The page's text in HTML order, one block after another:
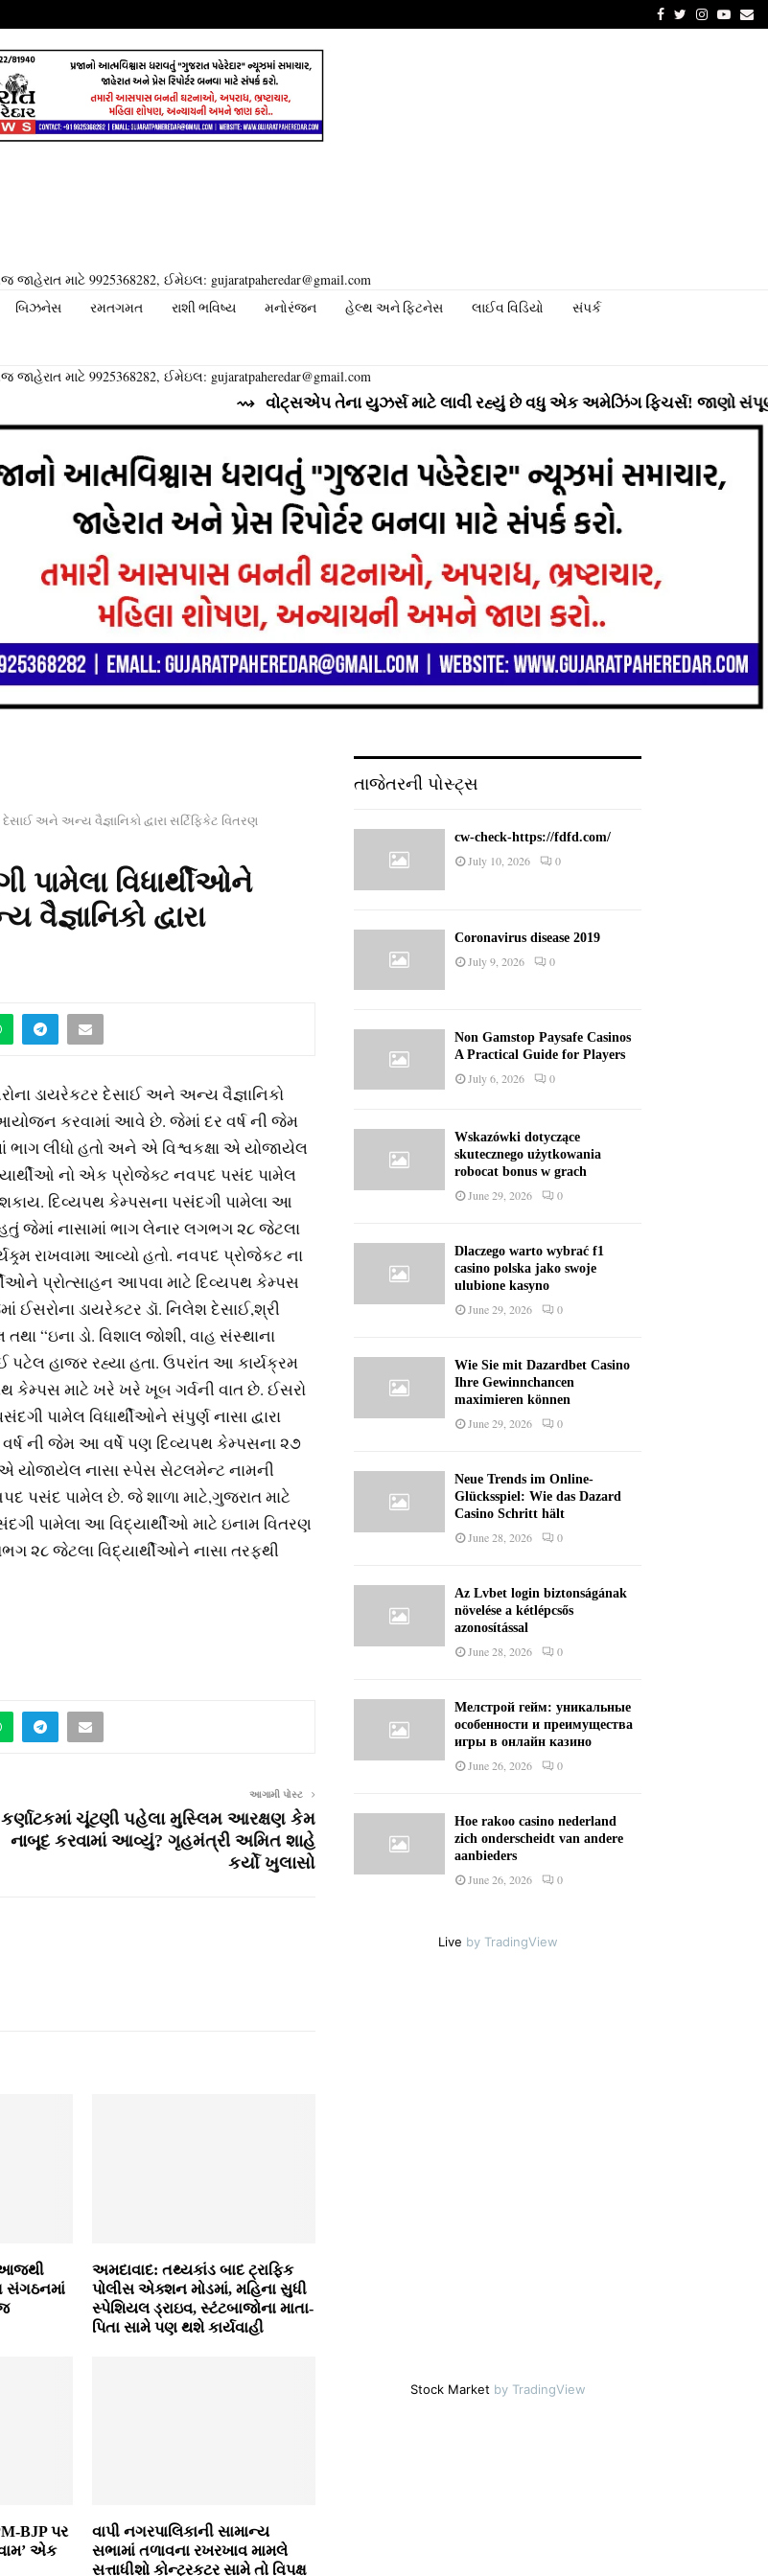
FacebookTwitter
Instagram
માટે 9925368282, ઈમેઇલ: gujaratpaheredar@gmail.com
બિઝનેસ રમતગમત રાશી ભવિષ્ય મનોરંજન હેલ્થ અને ફિટનેસ લાઈવ વિડિયો સંપર્ક
માટે 9925368282, ઈમેઇલ: gujaratpaheredar@gmail.com
⇝ વોટ્સએપ તેના યુઝર્સ માટે લાવી રહ્યું છે વધુ એક અમેઝિંગ ફિચર્સ! જાણો સંપૂર્ણ માહિતી
અને અન્ય વૈજ્ઞાનિકો દ્વારા સર્ટિફિકેટ વિતરણ
પામેલા વિધાર્થીઓને
દ્વારા
ડાયરેકટર દેસાઈ અને અન્ય વૈજ્ઞાનિકો
આયોજન કરવામાં આવે છે. જેમાં દર વર્ષ ની જેમ
લીધો હતો અને એ વિશ્વકક્ષા એ યોજાયેલ
નો એક પ્રોજેક્ટ નવપદ પસંદ પામેલ
શકાય. દિવ્યપથ કેમ્પસના પસંદગી પામેલા આ
જેમાં નાસામાં ભાગ લેનાર લગભગ ૨૮ જેટલા
રાખવામા આવ્યો હતો. નવપદ પ્રોજેકટ ના
પ્રોત્સાહન આપવા માટે દિવ્યપથ કેમ્પસ
ઈસરોના ડાયરેક્ટર ડૉ. નિલેશ દેસાઈ,શ્રી
“ઇના ડો. વિશાલ જોશી, વાહ સંસ્થાના
હાજર રહ્યા હતા. ઉપરાંત આ કાર્યક્રમ
કેમ્પસ માટે ખરે ખરે ખૂબ ગર્વની વાત છે. ઈસરો
પામેલ વિધાર્થીઓને સંપુર્ણ નાસા દ્વારા
ની જેમ આ વર્ષે પણ દિવ્યપથ કેમ્પસના ૨૭
એ યોજાયેલ નાસા સ્પેસ સેટલમેન્ટ નામની
પસંદ પામેલ છે. જે શાળા માટે,ગુજરાત માટે
પામેલા આ વિદ્યાર્થીઓ માટે ઇનામ વિતરણ
૨૮ જેટલા વિદ્યાર્થીઓને નાસા તરફથી
આગામી પોસ્ટ
કર્ણાટકમાં ચૂંટણી પહેલા મુસ્લિમ આરક્ષણ કેમ
નાબૂદ કરવામાં આવ્યું? ગૃહમંત્રી અમિત શાહે
કર્યો ખુલાસો
આજથી
સંગઠનમાં
અમદાવાદ: તથ્યકાંડ બાદ ટ્રાફિક
પોલીસ એક્શન મોડમાં, મહિના સુધી
સ્પેશિયલ ડ્રાઇવ, સ્ટંટબાજોના માતા-
પિતા સામે પણ થશે કાર્યવાહી
BJP પર
વામ’ એક
વાપી નગરપાલિકાની સામાન્ય
સભામાં તળાવના રખરખાવ મામલે
સત્તાધીશો કોન્ટ્રકટર સામે તો વિપક્ષ
તાજેતરની પોસ્ટ્સ
cw-check-https://fdfd.com/
July 10, 2026 0
Coronavirus disease 2019
July 9, 2026 0
Non Gamstop Paysafe Casinos
A Practical Guide for Players
July 6, 2026 0
Wskazówki dotyczące
skutecznego użytkowania
robocat bonus w grach
June 29, 2026 0
Dlaczego warto wybrać f1
casino polska jako swoje
ulubione kasyno
June 29, 2026 0
Wie Sie mit Dazardbet Casino
Ihre Gewinnchancen
maximieren können
June 29, 2026 0
Neue Trends im Online-
Glücksspiel: Wie das Dazard
Casino Schritt hält
June 28, 2026 0
Az Lvbet login biztonságának
növelése a kétlépcsős
azonosítással
June 28, 2026 0
Мелстрой гейм: уникальные
особенности и преимущества
игры в онлайн казино
June 26, 2026 0
Hoe rakoo casino nederland
zich onderscheidt van andere
aanbieders
June 26, 2026 0
Live by TradingView
Stock Marketby TradingView